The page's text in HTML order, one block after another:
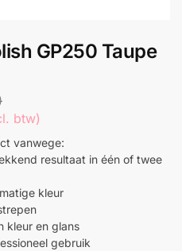
GP250 Taupe
btw)
vanwege:
resultaat in één of twee
kleur
kleur en glans
gebruik